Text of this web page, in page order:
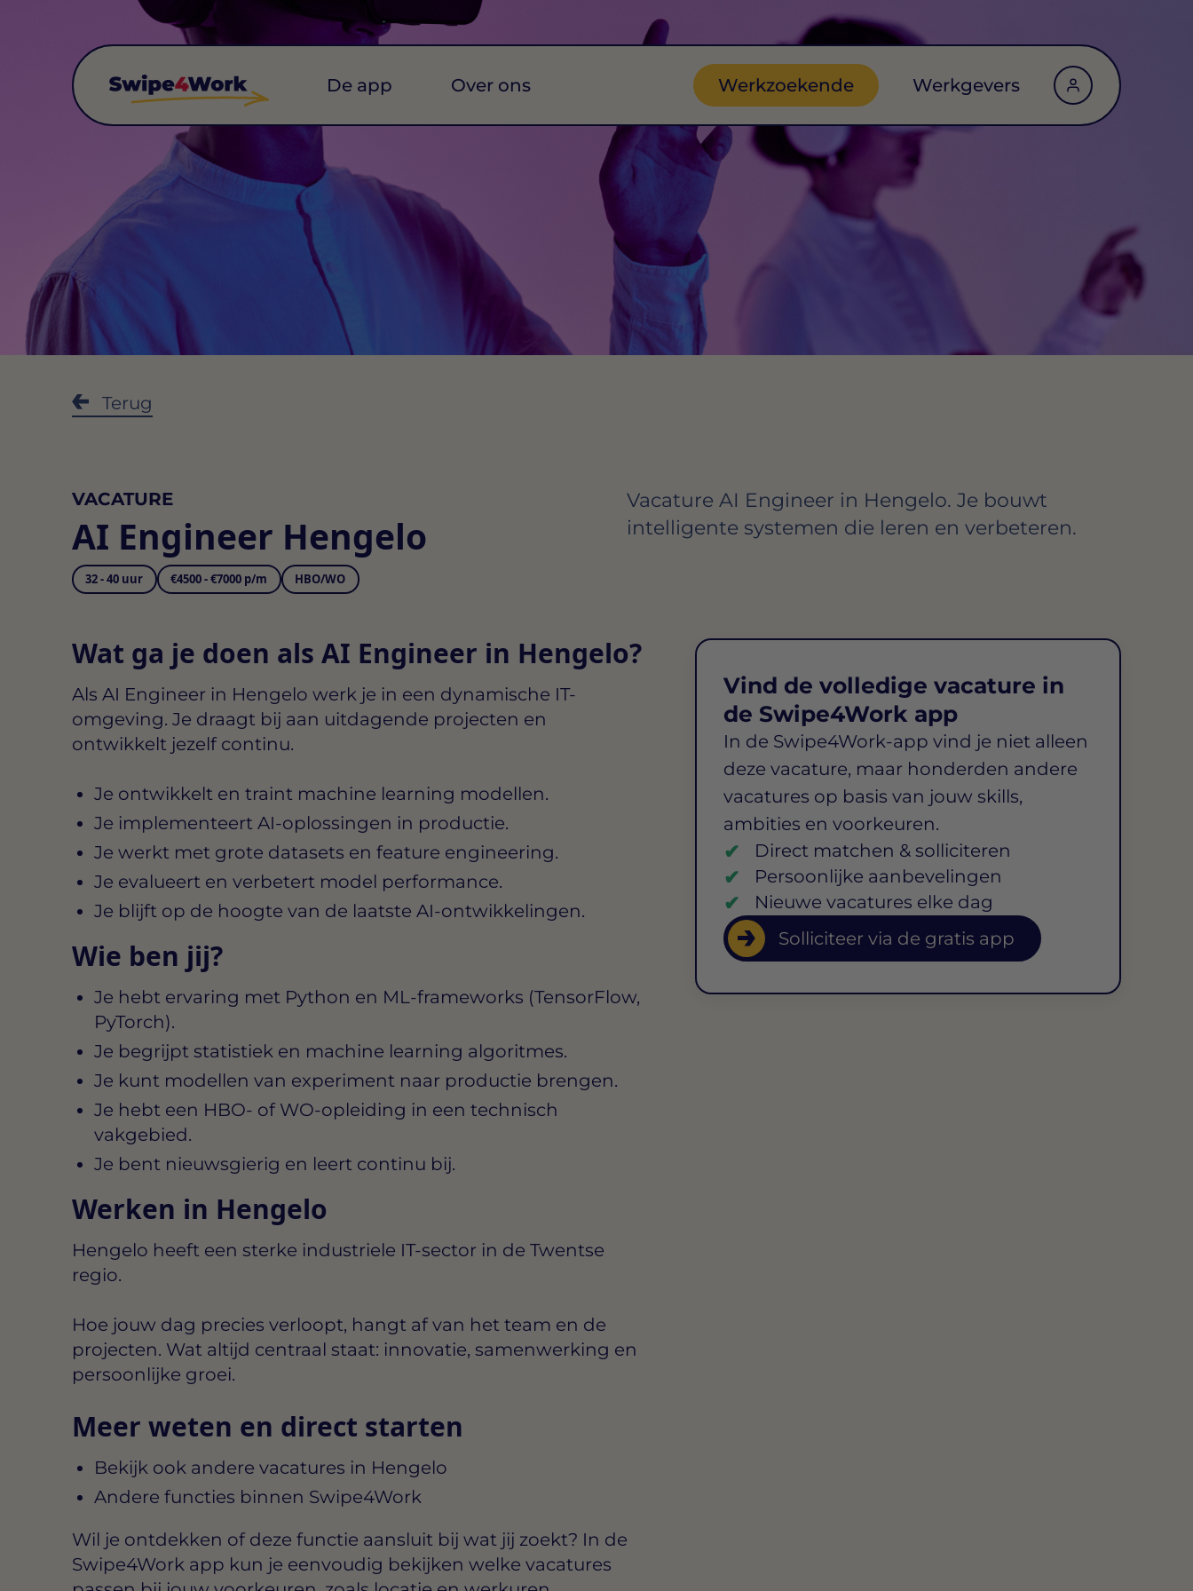
De app Over ons Werkzoekende Werkgevers
Terug
VACATURE
AI Engineer Hengelo
32 - 40 uur €4500 - €7000 p/m HBO/WO
Vacature AI Engineer in Hengelo. Je bouwt
intelligente systemen die leren en verbeteren.
Wat ga je doen als AI Engineer in Hengelo?
Als AI Engineer in Hengelo werk je in een dynamische IT-
omgeving. Je draagt bij aan uitdagende projecten en
ontwikkelt jezelf continu.
Je ontwikkelt en traint machine learning modellen.
Je implementeert AI-oplossingen in productie.
Je werkt met grote datasets en feature engineering.
Je evalueert en verbetert model performance.
Je blijft op de hoogte van de laatste AI-ontwikkelingen.
Wie ben jij?
Je hebt ervaring met Python en ML-frameworks (TensorFlow,
PyTorch).
Je begrijpt statistiek en machine learning algoritmes.
Je kunt modellen van experiment naar productie brengen.
Je hebt een HBO- of WO-opleiding in een technisch
vakgebied.
Je bent nieuwsgierig en leert continu bij.
Werken in Hengelo
Hengelo heeft een sterke industriele IT-sector in de Twentse
regio.
Hoe jouw dag precies verloopt, hangt af van het team en de
projecten. Wat altijd centraal staat: innovatie, samenwerking en
persoonlijke groei.
Meer weten en direct starten
Bekijk ook andere vacatures in Hengelo
Andere functies binnen Swipe4Work
Wil je ontdekken of deze functie aansluit bij wat jij zoekt? In de
Swipe4Work app kun je eenvoudig bekijken welke vacatures
Vind de volledige vacature in
de Swipe4Work app
In de Swipe4Work-app vind je niet alleen
deze vacature, maar honderden andere
vacatures op basis van jouw skills,
ambities en voorkeuren.
Direct matchen & solliciteren
Persoonlijke aanbevelingen
Nieuwe vacatures elke dag
Solliciteer via de gratis app